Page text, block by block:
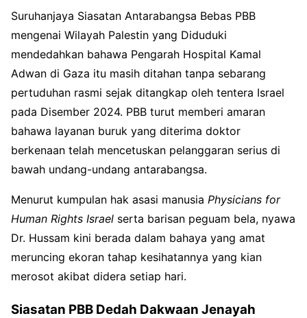
Suruhanjaya Siasatan Antarabangsa Bebas PBB
mengenai Wilayah Palestin yang Diduduki
mendedahkan bahawa Pengarah Hospital Kamal
Adwan di Gaza itu masih ditahan tanpa sebarang
pertuduhan rasmi sejak ditangkap oleh tentera Israel
pada Disember 2024. PBB turut memberi amaran
bahawa layanan buruk yang diterima doktor
berkenaan telah mencetuskan pelanggaran serius di
bawah undang-undang antarabangsa.
Menurut kumpulan hak asasi manusia Physicians for
Human Rights Israel serta barisan peguam bela, nyawa
Dr. Hussam kini berada dalam bahaya yang amat
meruncing ekoran tahap kesihatannya yang kian
merosot akibat didera setiap hari.
Siasatan PBB Dedah Dakwaan Jenayah